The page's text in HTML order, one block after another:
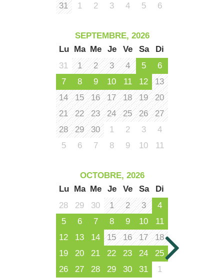
31
1 2 3 4 5 6
SEPTEMBRE, 2026
Lu
Ma Me Je Ve Sa
Di
31
1 2 3 4 5
6
7
8 9 10 11 12
13
14
15 16 17 18 19
20
21
22 23 24 25 26
27
28
29 30 1 2 3
4
5
6 7 8 9 10 11
OCTOBRE, 2026
Lu
Ma Me Je Ve Sa
Di
28
29 30 1 2 3
4
5
6 7 8 9 10
11
12
13 14 15 16 17
18
19
20 21 22 23 24
25
26
27 28 29 30 31 1